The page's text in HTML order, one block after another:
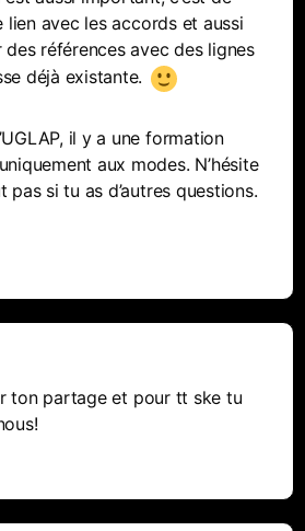
lien avec les accords et aussi
des références avec des lignes
déjà existante.
il y a une formation
aux modes. N’hésite
pas si tu as d’autres questions.
ton partage et pour tt ske tu